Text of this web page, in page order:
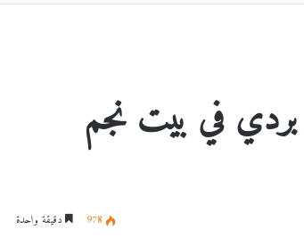
في بيت نجم
978 دقيقة واحدة